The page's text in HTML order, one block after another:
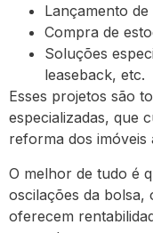
Lançamento
Compra de
Soluções
leaseback, etc.
Esses projetos são
especializadas, que
reforma dos imóveis
O melhor de tudo é
oscilações da bolsa,
oferecem